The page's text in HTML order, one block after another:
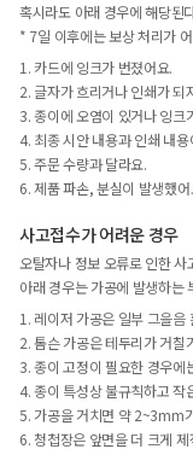
혹시라도 아래 경우에 해당된
* 7일 이후에는 보상 처리가
1. 카드에 잉크가 번졌어요.
2. 글자가 흐리거나 인쇄가 되
3. 종이에 오염이 있거나 잉크
4. 최종 시안 내용과 인쇄 내용
5. 주문 수량과 달라요.
6. 제품 파손, 분실이 발생했어
사고접수가 어려운 경우
오탈자나 정보 오류로 인한 사
아래 경우는 가공에 발생하는
1. 레이저 가공은 일부 그을음
2. 톰슨 가공은 테두리가 거칠
3. 종이 고정이 필요한 경우에
4. 종이 특성상 불규칙하고 작
5. 가공을 거치면 약 2~3mm
6. 청첩장은 앞면을 더 크게